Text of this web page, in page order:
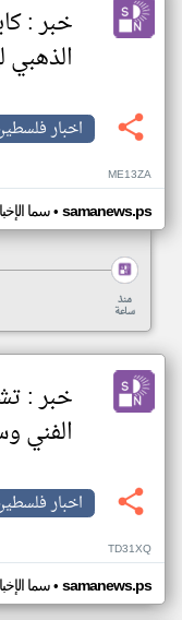
خبر :
الذهبي
اخبار
ME13ZA
سما• samanews.ps
منذ
ساعة
خبر :
الفني
اخبار
TD31XQ
سما• samanews.ps